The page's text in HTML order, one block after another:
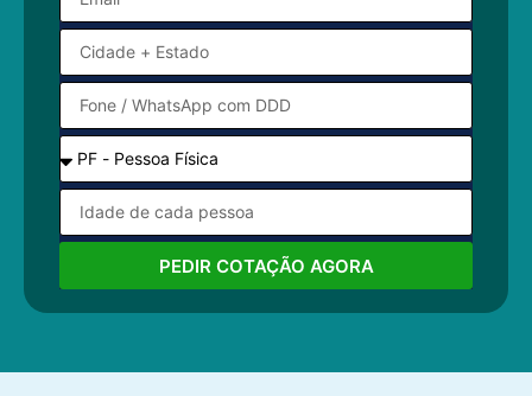
PEDIR COTAÇÃO AGORA